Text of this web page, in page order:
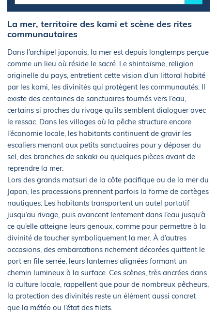
La mer, territoire des kami et scène des rites
communautaires
Dans l’archipel japonais, la mer est depuis longtemps perçue
comme un lieu où réside le sacré. Le shintoïsme, religion
originelle du pays, entretient cette vision d’un littoral habité
par les kami, les divinités qui protègent les communautés. Il
existe des centaines de sanctuaires tournés vers l’eau,
certains si proches du rivage qu’ils semblent dialoguer avec
le ressac. Dans les villages où la pêche structure encore
l’économie locale, les habitants continuent de gravir les
escaliers menant aux petits sanctuaires pour y déposer du
sel, des branches de sakaki ou quelques pièces avant de
reprendre la mer.
Lors des grands matsuri de la côte pacifique ou de la mer du
Japon, les processions prennent parfois la forme de cortèges
nautiques. Les habitants transportent un autel portatif
jusqu’au rivage, puis avancent lentement dans l’eau jusqu’à
ce qu’elle atteigne leurs genoux, comme pour permettre à la
divinité de toucher symboliquement la mer. À d’autres
occasions, des embarcations richement décorées quittent le
port en file serrée, leurs lanternes alignées formant un
chemin lumineux à la surface. Ces scènes, très ancrées dans
la culture locale, rappellent que pour de nombreux pêcheurs,
la protection des divinités reste un élément aussi concret
que la météo ou l’état des filets.